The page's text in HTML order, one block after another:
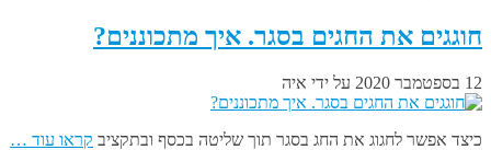
חוגגים את החגים בסגר. איך מתכוננים?
12 בספטמבר 2020 על ידי איה
כיצד אפשר לחגוג את החג בסגר תוך שליטה בכסף ובתקציב קראו עוד …